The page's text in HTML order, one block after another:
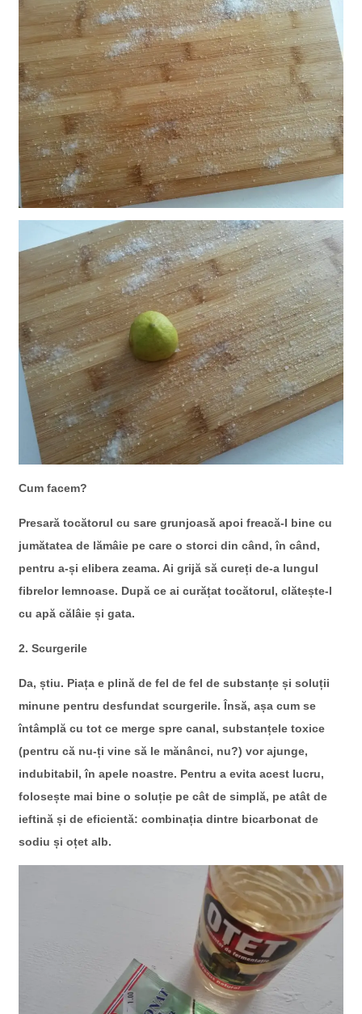
Cum facem?
Presară tocătorul cu sare grunjoasă apoi freacă-l bine cu
jumătatea de lămâie pe care o storci din când, în când,
pentru a-și elibera zeama. Ai grijă să cureți de-a lungul
fibrelor lemnoase. După ce ai curățat tocătorul, clătește-l
cu apă călâie și gata.
2. Scurgerile
Da, știu. Piața e plină de fel de fel de substanțe și soluții
minune pentru desfundat scurgerile. Însă, așa cum se
întâmplă cu tot ce merge spre canal, substanțele toxice
(pentru că nu-ți vine să le mănânci, nu?) vor ajunge,
indubitabil, în apele noastre. Pentru a evita acest lucru,
folosește mai bine o soluție pe cât de simplă, pe atât de
ieftină și de eficientă: combinația dintre bicarbonat de
sodiu și oțet alb.